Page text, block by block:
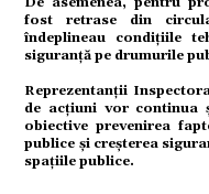
fost retrase din
îndeplineau condițiile
siguranță pe drumurile
Reprezentanții
de acțiuni vor continua
obiective prevenirea
publice și creșterea
spațiile publice.